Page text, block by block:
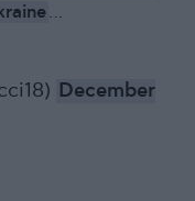
…
December